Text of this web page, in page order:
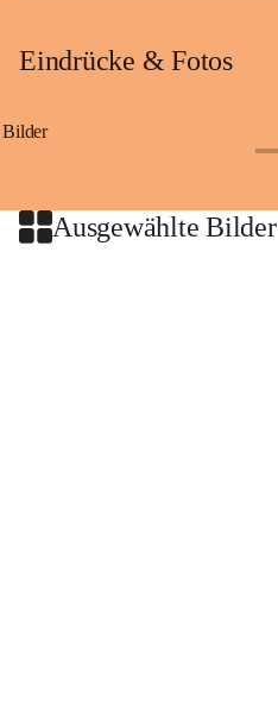
Eindrücke & Fotos
Bilder
Ausgewählte Bilder